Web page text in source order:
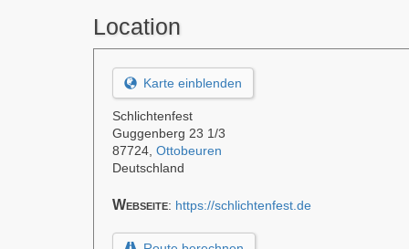
Location
Karte einblenden
Schlichtenfest
Guggenberg 23 1/3
87724, Ottobeuren
Deutschland
Webseite: https://schlichtenfest.de